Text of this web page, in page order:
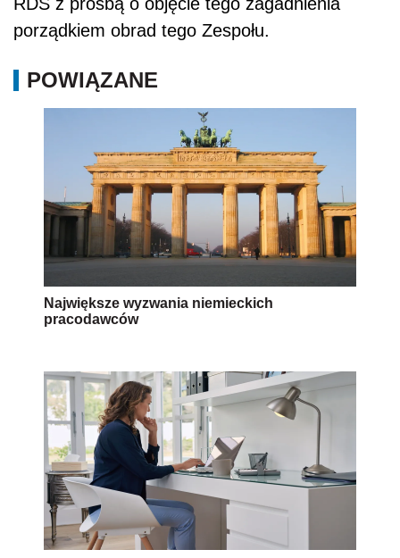
porządkiem obrad tego Zespołu.
POWIĄZANE
Największe wyzwania niemieckich
pracodawców